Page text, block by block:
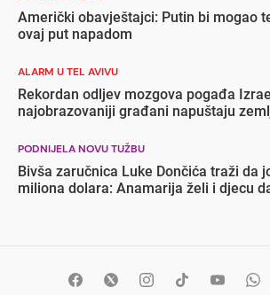
Američki obavještajci: Putin bi mogao
ovaj put napadom
ALARM U TEL AVIVU
Rekordan odljev mozgova pogađa
najobrazovaniji građani napuštaju
PODNIJELA NOVU TUŽBU
Bivša zaručnica Luke Dončića traži da
miliona dolara: Anamarija želi i djecu